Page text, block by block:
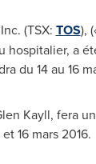
Inc. (TSX: TOS),
a
du 14 au 16
Kayll, fera
16 mars 2016.